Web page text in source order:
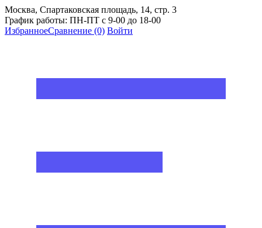
Москва, Спартаковская площадь, 14, стр. 3
График работы: ПН-ПТ с 9-00 до 18-00
ИзбранноеСравнение (0) Войти